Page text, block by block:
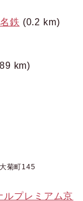
鉄 (0.2 km)
km)
菊町145
ルプレミアム京